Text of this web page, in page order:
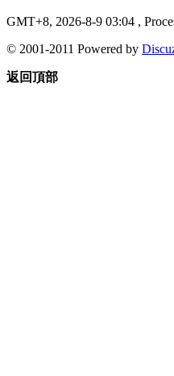
GMT+8, 2026-8-9 03:04 ,
© 2001-2011 Powered by
返回頂部